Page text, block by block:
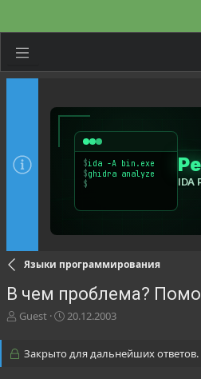
Языки программирования
В чем проблема?
А
о
Guest
Д
а
20.12.2003
Закрыто для дальнейших ответов.